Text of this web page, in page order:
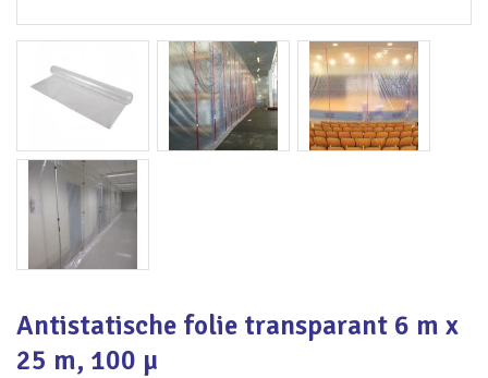
Antistatische folie transparant 6 m x
25 m, 100 µ